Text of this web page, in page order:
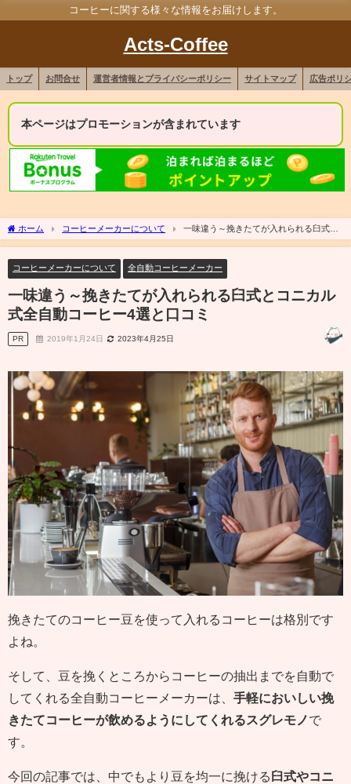
コーヒーに関する様々な情報をお届けします。
Acts-Coffee
トップ お問合せ 運営者情報とプライバシーポリシー サイトマップ 広告ポリ
本ページはプロモーションが含まれています
ホーム コーヒーメーカーについて
一味違う～挽きたてが入れられる臼式と
コニカル式全自動コーヒー4選と口コミ
コーヒーメーカーについて 全自動コーヒーメーカー
一味違う～挽きたてが入れられる臼式とコニカル
式全自動コーヒー4選と口コミ
PR 2019年1月24日 2023年4月25日
挽きたてのコーヒー豆を使って入れるコーヒーは格別です
よね。
そして、豆を挽くところからコーヒーの抽出までを自動で
してくれる全自動コーヒーメーカーは、 手軽においしい挽
きたてコーヒーが飲めるようにしてくれるスグレモノで
す。
今回の記事では、中でもより豆を均一に挽ける 臼式やコニ